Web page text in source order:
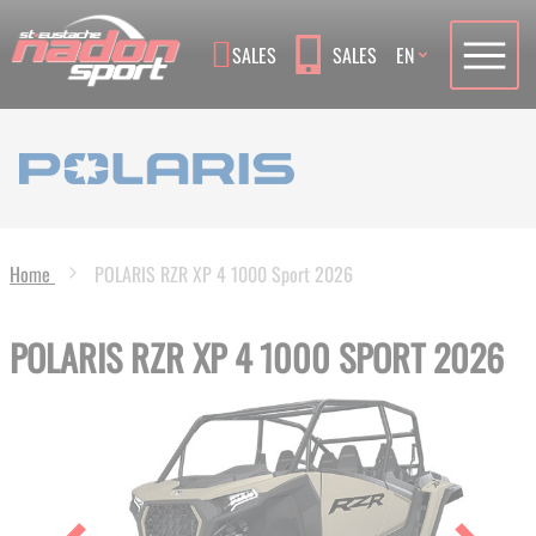
SALES SALES Language
EN
Home POLARIS RZR XP 4 1000 Sport 2026
POLARIS RZR XP 4 1000 SPORT 2026